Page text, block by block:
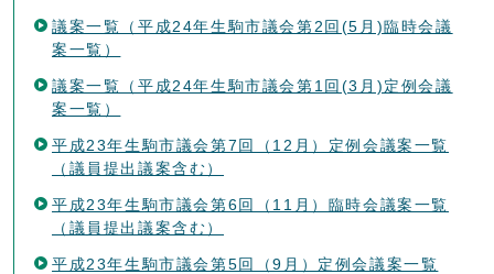
議案一覧（平成24年生駒市議会第2回(5月)臨時会議
案一覧）
議案一覧（平成24年生駒市議会第1回(3月)定例会議
案一覧）
平成23年生駒市議会第7回（12月）定例会議案一覧
（議員提出議案含む）
平成23年生駒市議会第6回（11月）臨時会議案一覧
（議員提出議案含む）
平成23年生駒市議会第5回（9月）定例会議案一覧